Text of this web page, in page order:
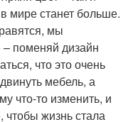
мире станет больше.
мы
поменяй дизайн
что это очень
мебель, а
что-то изменить, и
жизнь стала